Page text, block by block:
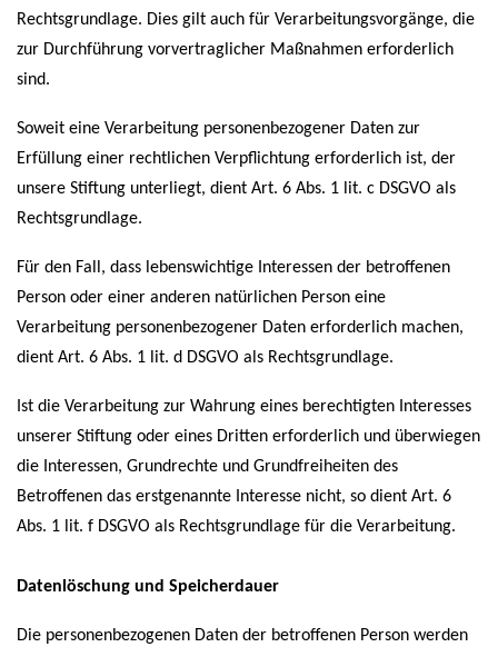
Rechtsgrundlage. Dies gilt auch für Verarbeitungsvorgänge, die
zur Durchführung vorvertraglicher Maßnahmen erforderlich
sind.
Soweit eine Verarbeitung personenbezogener Daten zur
Erfüllung einer rechtlichen Verpflichtung erforderlich ist, der
unsere Stiftung unterliegt, dient Art. 6 Abs. 1 lit. c DSGVO als
Rechtsgrundlage.
Für den Fall, dass lebenswichtige Interessen der betroffenen
Person oder einer anderen natürlichen Person eine
Verarbeitung personenbezogener Daten erforderlich machen,
dient Art. 6 Abs. 1 lit. d DSGVO als Rechtsgrundlage.
Ist die Verarbeitung zur Wahrung eines berechtigten Interesses
unserer Stiftung oder eines Dritten erforderlich und überwiegen
die Interessen, Grundrechte und Grundfreiheiten des
Betroffenen das erstgenannte Interesse nicht, so dient Art. 6
Abs. 1 lit. f DSGVO als Rechtsgrundlage für die Verarbeitung.
Datenlöschung und Speicherdauer
Die personenbezogenen Daten der betroffenen Person werden